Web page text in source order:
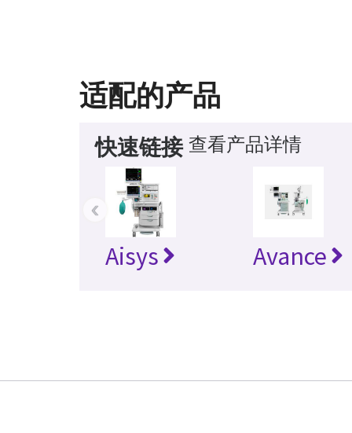
适配的产品
快速链接 查看产品详情
Aisys Avance
‹